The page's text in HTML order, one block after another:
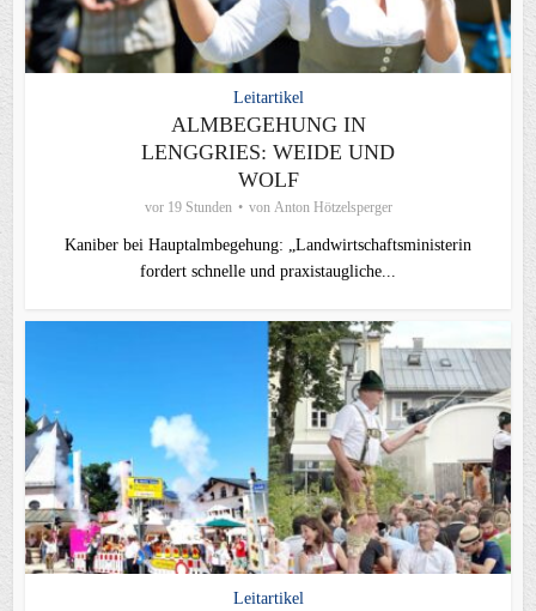
Leitartikel
ALMBEGEHUNG IN
LENGGRIES: WEIDE UND
WOLF
vor 19 Stunden von Anton Hötzelsperger
Kaniber bei Hauptalmbegehung: „Landwirtschaftsministerin
fordert schnelle und praxistaugliche...
Leitartikel